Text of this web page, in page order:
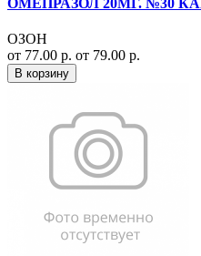
ОМЕПРАЗОЛ 20МГ. №30
ОЗОН
от 77.00 р. от 79.00 р.
В корзину